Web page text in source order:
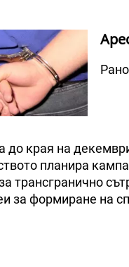
до края на
планира
трансгранично
за формиране на